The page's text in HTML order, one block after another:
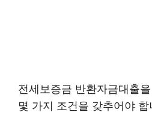
전세보증금 반환자금대출
몇 가지 조건을 갖추어야 합